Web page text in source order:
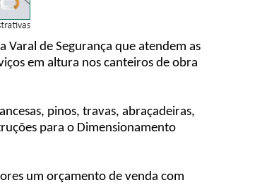
Varal de Segurança que atendem as
em altura nos canteiros de obra
pinos, travas, abraçadeiras,
para o Dimensionamento
um orçamento de venda com